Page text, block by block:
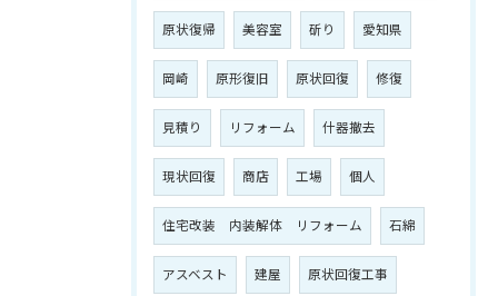
原状復帰 美容室 斫り 愛知県
岡崎 原形復旧 原状回復 修復
見積り リフォーム 什器撤去
現状回復 商店 工場 個人
住宅改装 内装解体 リフォーム 石綿
アスベスト 建屋 原状回復工事